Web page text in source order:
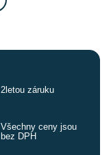
2letou záruku
Všechny ceny jsou
bez DPH